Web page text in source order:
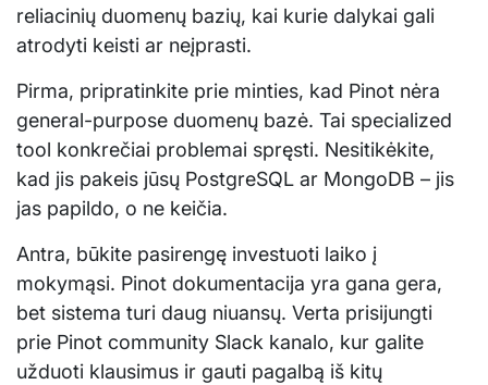
reliacinių duomenų bazių, kai kurie dalykai gali
atrodyti keisti ar neįprasti.
Pirma, pripratinkite prie minties, kad Pinot nėra
general-purpose duomenų bazė. Tai specialized
tool konkrečiai problemai spręsti. Nesitikėkite,
kad jis pakeis jūsų PostgreSQL ar MongoDB – jis
jas papildo, o ne keičia.
Antra, būkite pasirengę investuoti laiko į
mokymąsi. Pinot dokumentacija yra gana gera,
bet sistema turi daug niuansų. Verta prisijungti
prie Pinot community Slack kanalo, kur galite
užduoti klausimus ir gauti pagalbą iš kitų